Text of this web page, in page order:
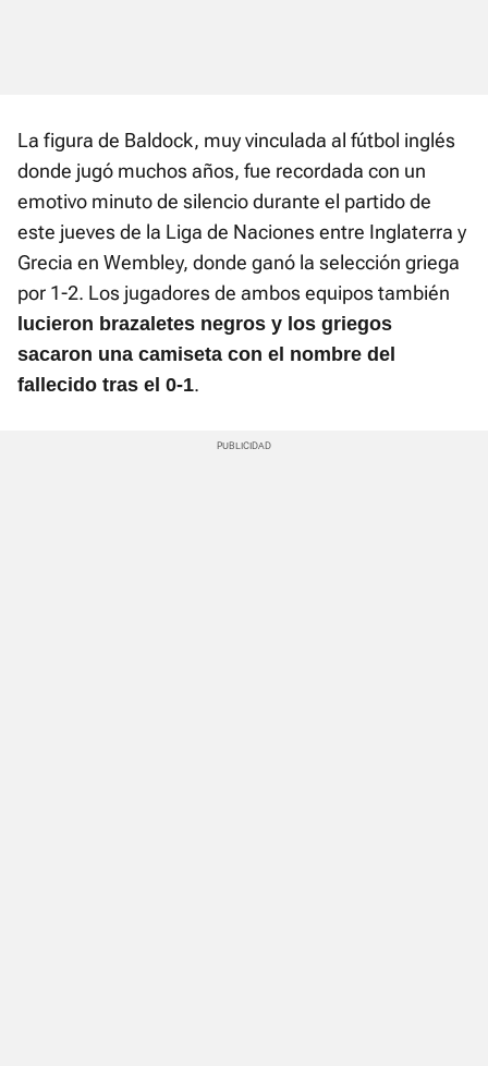
La figura de Baldock, muy vinculada al fútbol inglés
donde jugó muchos años, fue recordada con un
emotivo minuto de silencio durante el partido de
este jueves de la Liga de Naciones entre Inglaterra y
Grecia en Wembley, donde ganó la selección griega
por 1-2. Los jugadores de ambos equipos también
lucieron brazaletes negros y los griegos
sacaron una camiseta con el nombre del
fallecido tras el 0-1.